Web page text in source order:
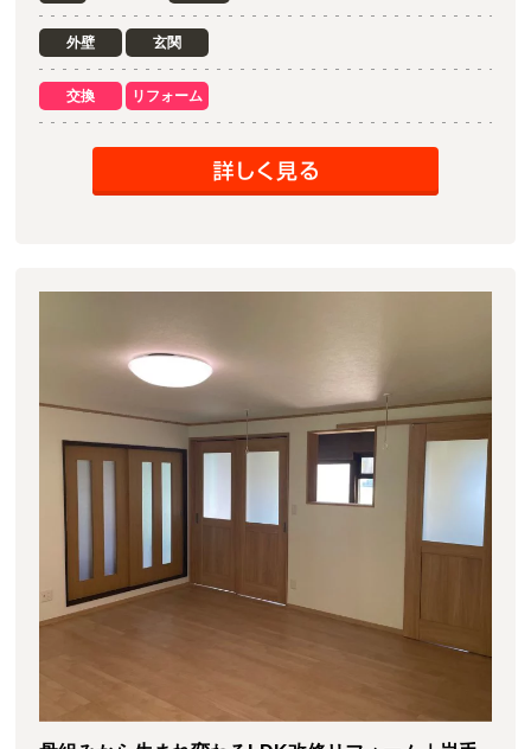
外壁 玄関
交換 リフォーム